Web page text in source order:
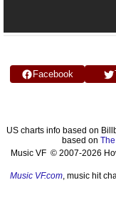
Facebook
US charts info based on
based on
Music VF © 2007-2026
Music VF.com, music hit